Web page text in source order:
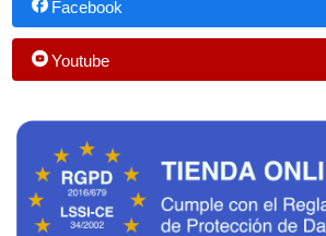
Facebook
Youtube